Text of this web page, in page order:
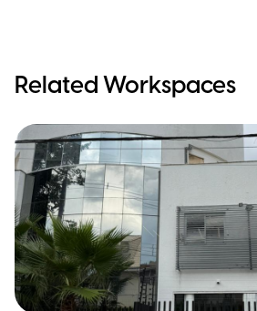
Related Workspaces